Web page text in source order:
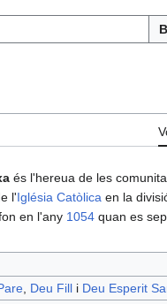
és l'hereua de les
l'Iglésia Catòlica en la
en l'any 1054 quan es
, Deu Filli Deu Esperit